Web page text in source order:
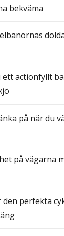
bekväma
ett actionfyllt
på när du
på vägarna
perfekta